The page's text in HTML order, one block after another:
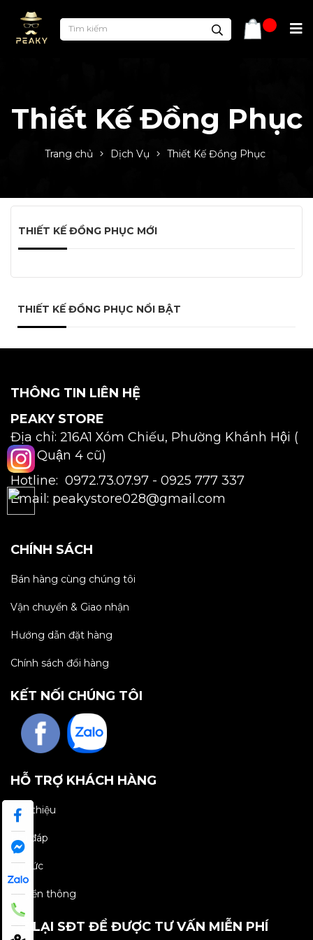
Thiết Kế Đồng Phục
Trang chủ Dịch Vụ Thiết Kế Đồng Phục
THIẾT KẾ ĐỒNG PHỤC MỚI
THIẾT KẾ ĐỒNG PHỤC NỔI BẬT
THÔNG TIN LIÊN HỆ
PEAKY STORE
Địa chỉ: 216A1 Xóm Chiếu, Phường Khánh Hội (
P15, Quận 4 cũ)
Hotline: 0972.73.07.97 - 0925 777 337
Email: peakystore028@gmail.com
CHÍNH SÁCH
Bán hàng cùng chúng tôi
Vận chuyển & Giao nhận
Hướng dẫn đặt hàng
Chính sách đổi hàng
KẾT NỐI CHÚNG TÔI
HỖ TRỢ KHÁCH HÀNG
Giới thiệu
Hỏi đáp
Tin tức
Truyền thông
ĐỂ LẠI SĐT ĐỂ ĐƯỢC TƯ VẤN MIỄN PHÍ